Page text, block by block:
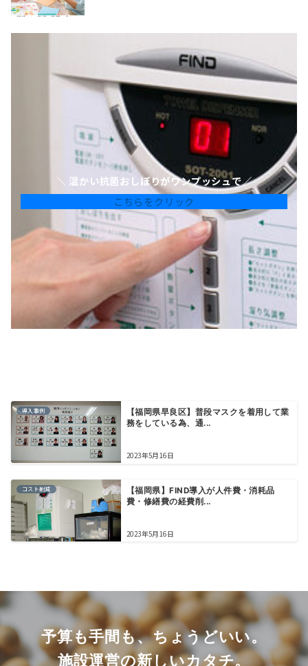
＼ 温かい抗菌おしぼりがワンプッシュで／
こちらをクリック
導入事例
【福岡県早良区】普段マスクを着用して業
務をしている為、通...
2023年5月16日
コスト削減
【福岡県】FIND導入が人件費・消耗品
費・修繕費の経費削...
2023年5月16日
予算も手間も、ちょうどいい。
施設運営の新しいカタチ。